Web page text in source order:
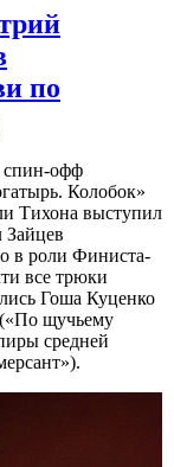
по
спин-офф
Колобок»
Тихона выступил
в роли Финиста-
все трюки
Гоша Куценко
щучьему
средней